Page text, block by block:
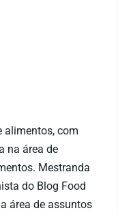
alimentos, com
na área de
Mestranda
do Blog Food
área de assuntos